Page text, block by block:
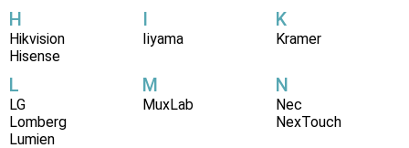
H
Hikvision
Hisense
I
Iiyama
K
Kramer
L
LG
Lomberg
Lumien
M
MuxLab
N
Nec
NexTouch